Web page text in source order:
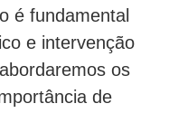
é fundamental
e intervenção
os
de